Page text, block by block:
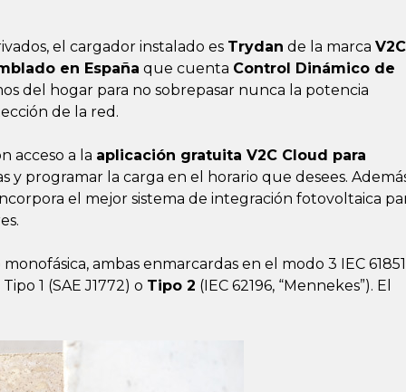
el cargador instalado es Trydan de la marca V2C
en España que cuenta Control Dinámico de
del hogar para no sobrepasar nunca la potencia
de la red.
acceso a la aplicación gratuita V2C Cloud para
y programar la carga en el horario que desees.
el mejor sistema de integración fotovoltaica
ambas enmarcardas en el modo 3 IEC 61851.
1 (SAE J1772) o Tipo 2 (IEC 62196, “Mennekes”). El